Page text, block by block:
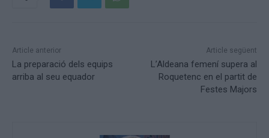
Article anterior
La preparació dels equips
arriba al seu equador
Article següent
L’Aldeana femení supera al
Roquetenc en el partit de
Festes Majors